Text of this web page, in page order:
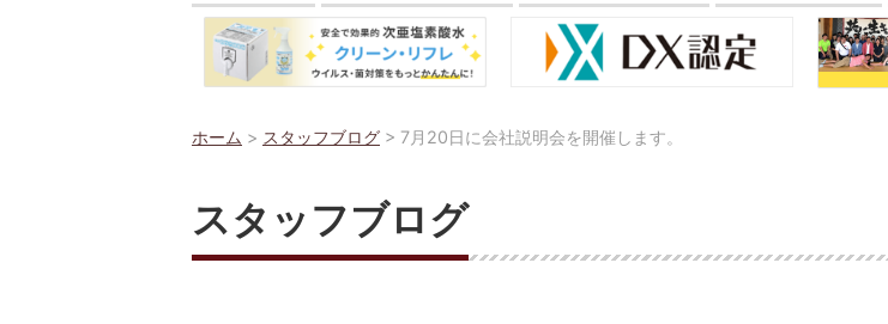
ホーム > スタッフブログ > 7月20日に会社説明会を開催します。
スタッフブログ